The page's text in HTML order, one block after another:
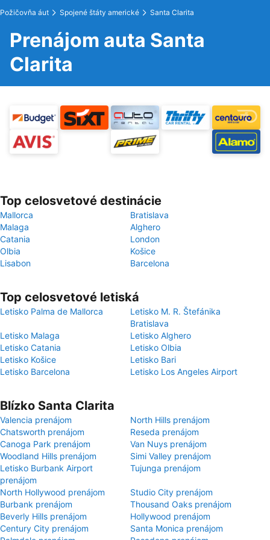
Požičovňa áut Spojené štáty americké Santa Clarita
Prenájom auta Santa
Clarita
Top celosvetové destinácie
Mallorca
Bratislava
Malaga
Alghero
Catania
London
Olbia
Košice
Lisabon
Barcelona
Top celosvetové letiská
Letisko Palma de Mallorca
Letisko M. R. Štefánika
Bratislava
Letisko Malaga
Letisko Alghero
Letisko Catania
Letisko Olbia
Letisko Košice
Letisko Bari
Letisko Barcelona
Letisko Los Angeles Airport
Blízko Santa Clarita
Valencia prenájom
North Hills prenájom
Chatsworth prenájom
Reseda prenájom
Canoga Park prenájom
Van Nuys prenájom
Woodland Hills prenájom
Simi Valley prenájom
Letisko Burbank Airport
prenájom
Tujunga prenájom
North Hollywood prenájom
Studio City prenájom
Burbank prenájom
Thousand Oaks prenájom
Beverly Hills prenájom
Hollywood prenájom
Century City prenájom
Santa Monica prenájom